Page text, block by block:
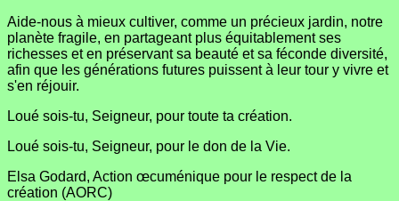
Aide-nous à mieux cultiver, comme un précieux jardin, notre
planète fragile, en partageant plus équitablement ses
richesses et en préservant sa beauté et sa féconde diversité,
afin que les générations futures puissent à leur tour y vivre et
s'en réjouir.
Loué sois-tu, Seigneur, pour toute ta création.
Loué sois-tu, Seigneur, pour le don de la Vie.
Elsa Godard, Action œcuménique pour le respect de la
création (AORC)